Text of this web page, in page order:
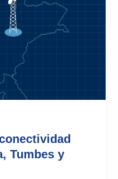
Tumbes y